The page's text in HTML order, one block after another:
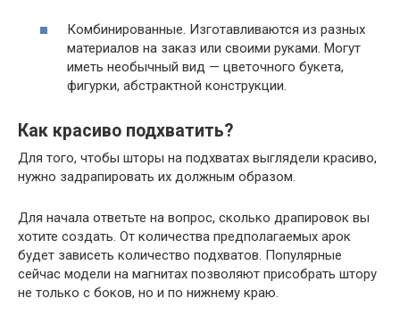
Комбинированные. Изготавливаются из разных
материалов на заказ или своими руками. Могут
иметь необычный вид — цветочного букета,
фигурки, абстрактной конструкции.
Как красиво подхватить?
Для того, чтобы шторы на подхватах выглядели красиво,
нужно задрапировать их должным образом.
Для начала ответьте на вопрос, сколько драпировок вы
хотите создать. От количества предполагаемых арок
будет зависеть количество подхватов. Популярные
сейчас модели на магнитах позволяют присобрать штору
не только с боков, но и по нижнему краю.